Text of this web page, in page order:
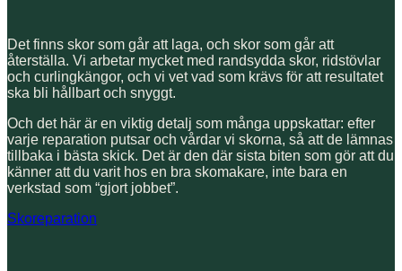
Det finns skor som går att laga, och skor som går att
återställa. Vi arbetar mycket med randsydda skor, ridstövlar
och curlingkängor, och vi vet vad som krävs för att resultatet
ska bli hållbart och snyggt.
Och det här är en viktig detalj som många uppskattar: efter
varje reparation putsar och vårdar vi skorna, så att de lämnas
tillbaka i bästa skick. Det är den där sista biten som gör att du
känner att du varit hos en bra skomakare, inte bara en
verkstad som “gjort jobbet”.
Skoreparation